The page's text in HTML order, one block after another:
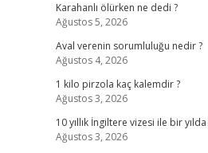
Karahanlı ölürken ne dedi ?
Ağustos 5, 2026
Aval verenin sorumluluğu nedir ?
Ağustos 4, 2026
1 kilo pirzola kaç kalemdir ?
Ağustos 3, 2026
10 yıllık İngiltere vizesi ile bir yılda
Ağustos 3, 2026